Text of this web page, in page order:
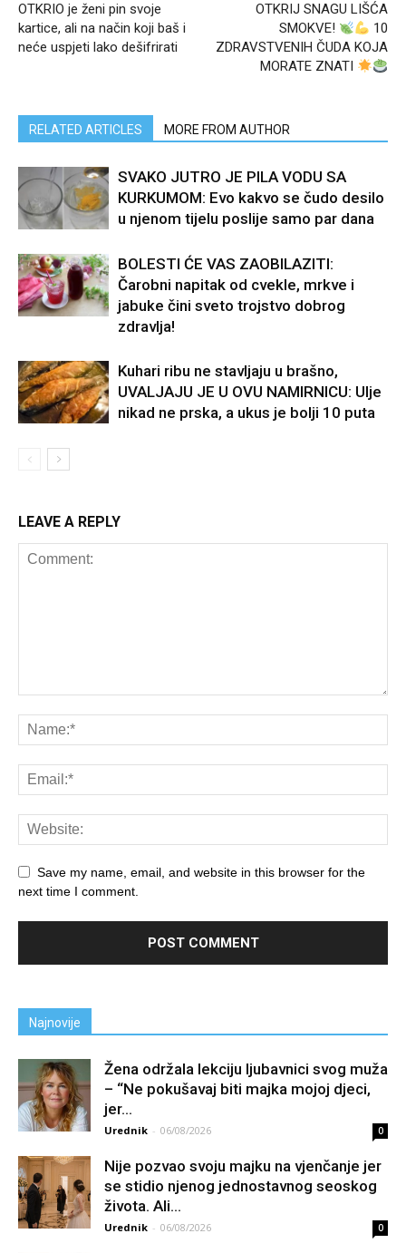
OTKRIO je ženi pin svoje
kartice, ali na način koji baš i
neće uspjeti lako dešifrirati
OTKRIJ SNAGU LIŠĆA
SMOKVE!
10
ZDRAVSTVENIH ČUDA KOJA
MORATE ZNATI
RELATED ARTICLES MORE FROM AUTHOR
SVAKO JUTRO JE PILA VODU SA
KURKUMOM: Evo kakvo se čudo desilo
u njenom tijelu poslije samo par dana
BOLESTI ĆE VAS ZAOBILAZITI:
Čarobni napitak od cvekle, mrkve i
jabuke čini sveto trojstvo dobrog
zdravlja!
Kuhari ribu ne stavljaju u brašno,
UVALJAJU JE U OVU NAMIRNICU: Ulje
nikad ne prska, a ukus je bolji 10 puta
LEAVE A REPLY
Save my name, email, and website in this browser for the
next time I comment.
Najnovije
Žena održala lekciju ljubavnici svog muža
– “Ne pokušavaj biti majka mojoj djeci,
jer...
Urednik - 06/08/2026 0
Nije pozvao svoju majku na vjenčanje jer
se stidio njenog jednostavnog seoskog
života. Ali...
Urednik - 06/08/2026 0